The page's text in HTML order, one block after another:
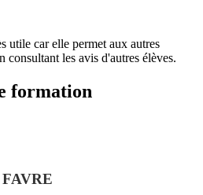
utile car elle permet aux autres
les avis d'autres élèves.
formation